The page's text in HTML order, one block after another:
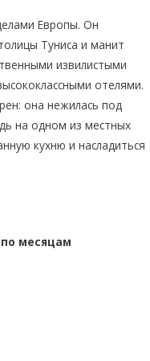
Европы. Он
Туниса и манит
извилистыми
отелями.
она нежилась под
на одном из местных
кухню и насладиться
месяцам